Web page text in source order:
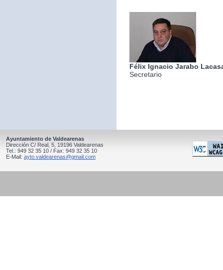
Félix Ignacio Jarabo
Secretario
Ayuntamiento de Valdearenas
Dirección C/ Real, 5, 19196 Valdearenas
Tel.: 949 32 35 10 / Fax: 949 32 35 10
E-Mail: ayto.valdearenas@gmail.com